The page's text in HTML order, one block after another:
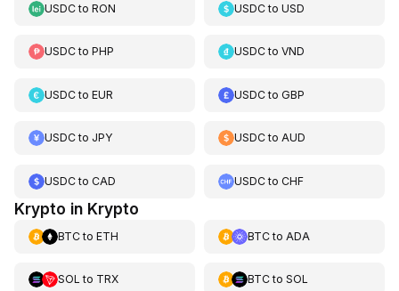
USDCto RON USDCtoUSD
USDCto PHP USDCtoVND
USDCto EUR USDCtoGBP
USDCto JPY USDCtoAUD
USDCto CAD USDCtoCHF
Krypto in Krypto
BTCto ETH BTCto ADA
SOL to TRX BTCto SOL